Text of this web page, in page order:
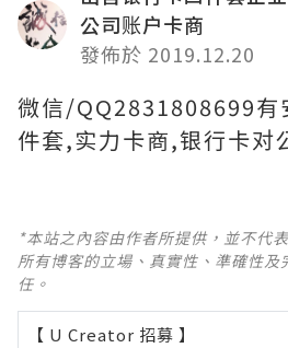
公司账户卡商
發佈於 2019.12.20
微信/QQ2831808699有
件套,实力卡商,银行卡对
*本站之內容由作者所提供，並不代
所有博客的立場、真實性、準確性
任。
【 U Creator 招募 】